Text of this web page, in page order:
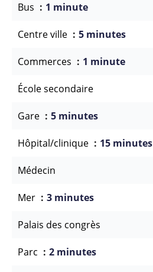
Bus 1 minute
Centre ville 5 minutes
Commerces 1 minute
École secondaire
Gare 5 minutes
Hôpital/clinique 15 minutes
Médecin
Mer 3 minutes
Palais des congrès
Parc 2 minutes